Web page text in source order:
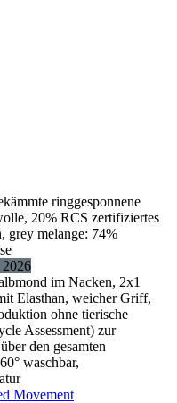
ringgesponnene
20% RCS zertifiziertes
grey melange: 74%
im Nacken, 2x1
Elasthan, weicher Griff,
ohne tierische
Assessment) zur
den gesamten
waschbar,
Movement